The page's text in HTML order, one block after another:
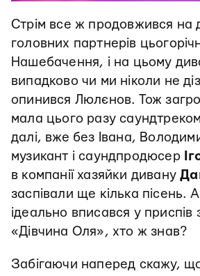
Стрім все ж продовжився на
головних партнерів
Нашебачення, і на цьому
випадково чи ми ніколи не
опинився Люлєнов. Тож
мала цього разу саундтреком
далі, вже без Івана,
музикант і саундпродюсер
в компанії хазяйки дивану
заспівали ще кілька пісень. А
ідеально вписався у приспів
«Дівчина Оля», хто ж знав?
Забігаючи наперед скажу,